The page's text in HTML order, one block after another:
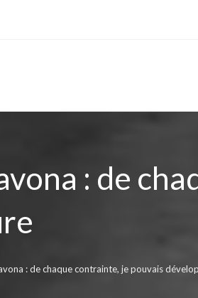
: de
: de chaque contrainte, je pouvais